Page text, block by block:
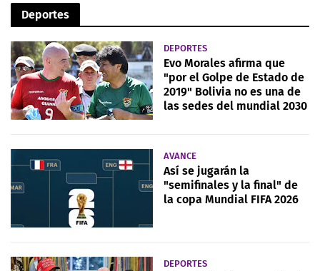
Deportes
DEPORTES
Evo Morales afirma que
"por el Golpe de Estado de
2019" Bolivia no es una de
las sedes del mundial 2030
AVANCE
Así se jugarán la
"semifinales y la final" de
la copa Mundial FIFA 2026
DEPORTES